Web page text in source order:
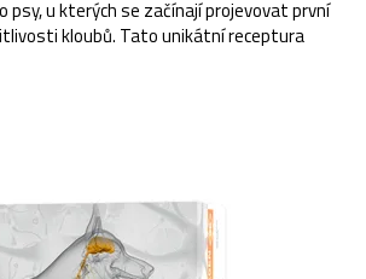
psy, u kterých se začínají projevovat první
kloubů. Tato unikátní receptura